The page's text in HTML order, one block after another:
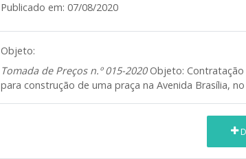
Publicado em: 07/08/2020
Objeto:
Tomada de Preços n.º 015-2020 Objeto: Contratação
para construção de uma praça na Avenida Brasília,